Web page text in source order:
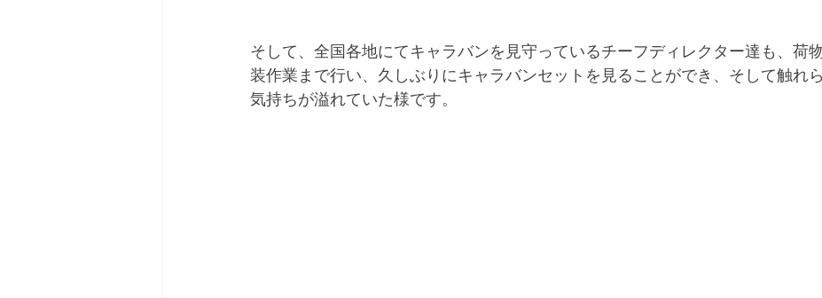
そして、全国各地にてキャラバンを見守っているチーフディレクター達も、荷
装作業まで行い、久しぶりにキャラバンセットを見ることができ、そして触れ
気持ちが溢れていた様です。